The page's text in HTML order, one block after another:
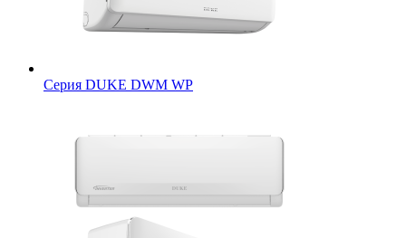
Серия DUKE DWM WP